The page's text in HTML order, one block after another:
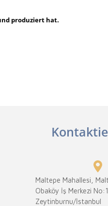
produziert hat.
Maltepe Mahallesi,
Obaköy İş Merkezi
Zeytinburnu/İstanbul